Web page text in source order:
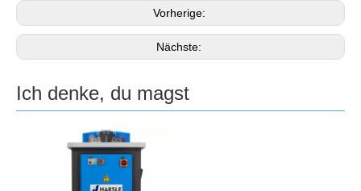
Vorherige:
Nächste:
Ich denke, du magst